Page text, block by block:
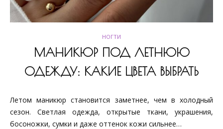
НОГТИ
МАНИКЮР ПОД ЛЕТНЮЮ
ОДЕЖДУ: КАКИЕ ЦВЕТА ВЫБРАТЬ
Летом маникюр становится заметнее, чем в холодный
сезон. Светлая одежда, открытые ткани, украшения,
босоножки, сумки и даже оттенок кожи сильнее…